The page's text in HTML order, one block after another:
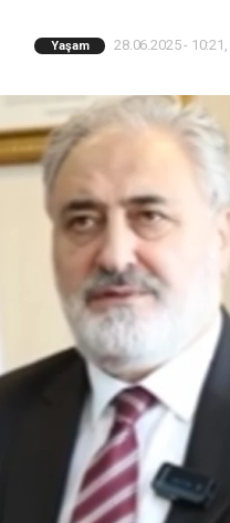
Yaşam 28.06.2025 -